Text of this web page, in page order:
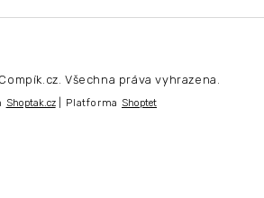
Compík.cz. Všechna práva vyhrazena.
Shoptak.cz| Platforma Shoptet